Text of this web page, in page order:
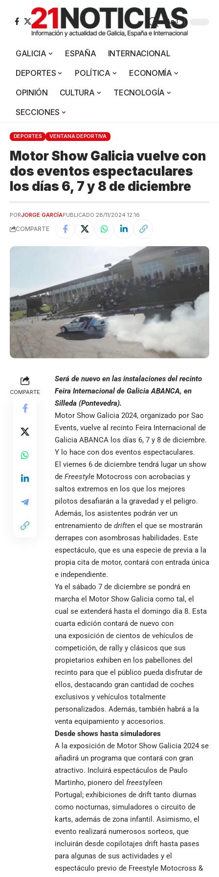
Aa
GALICIA ESPAÑA
INTERNACIONAL
DEPORTES
POLÍTICA
ECONOMÍA
OPINIÓN
CULTURA
TECNOLOGÍA
SECCIONES
DEPORTES VENTANA DEPORTIVA
Motor Show Galicia vuelve con
dos eventos espectaculares
los días 6, 7 y 8 de diciembre
PORJORGE GARCÍAPUBLICADO 28/11/2024 12:16
COMPARTE
COMPARTE
Será de nuevo en las instalaciones del recinto
Feira Internacional de Galicia ABANCA, en
Silleda (Pontevedra).
Motor Show Galicia 2024, organizado por Sac
Events, vuelve al recinto Feira Internacional de
Galicia ABANCA los días 6, 7 y 8 de diciembre.
Y lo hace con dos eventos espectaculares.
El viernes 6 de diciembre tendrá lugar un show
de Freestyle Motocross con acrobacias y
saltos extremos en los que los mejores
pilotos desafiarán a la gravedad y el peligro.
Además, los asistentes podrán ver un
entrenamiento de driften el que se mostrarán
derrapes con asombrosas habilidades. Este
espectáculo, que es una especie de previa a la
propia cita de motor, contará con entrada única
e independiente.
Ya el sábado 7 de diciembre se pondrá en
marcha el Motor Show Galicia como tal, el
cual se extenderá hasta el domingo día 8. Esta
cuarta edición contará de nuevo con
una exposición de cientos de vehículos de
competición, de rally y clásicos que sus
propietarios exhiben en los pabellones del
recinto para que el público pueda disfrutar de
ellos, destacando gran cantidad de coches
exclusivos y vehículos totalmente
personalizados. Además, también habrá a la
venta equipamiento y accesorios.
Desde shows hasta simuladores
A la exposición de Motor Show Galicia 2024 se
añadirá un programa que contará con gran
atractivo. Incluirá espectáculos de Paulo
Martinho, pionero del freestyleen
Portugal; exhibiciones de drift tanto diurnas
como nocturnas, simuladores o circuito de
karts, además de zona infantil. Asimismo, el
evento realizará numerosos sorteos, que
incluirán desde copilotajes drift hasta pases
para algunas de sus actividades y el
espectáculo previo de Freestyle Motocross &